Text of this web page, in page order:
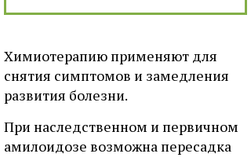
Химиотерапию применяют для
снятия симптомов и замедления
развития болезни.
При наследственном и первичном
амилоидозе возможна пересадка